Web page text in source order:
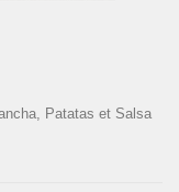
Patatas et Salsa